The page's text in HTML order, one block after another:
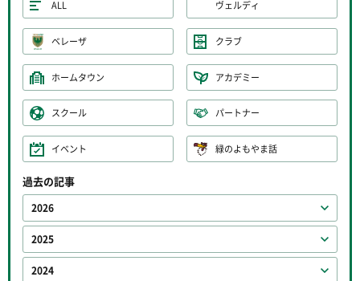
ALL ヴェルディ
ベレーザ クラブ
ホームタウン アカデミー
スクール パートナー
イベント 緑のよもやま話
過去の記事
2026
2025
2024